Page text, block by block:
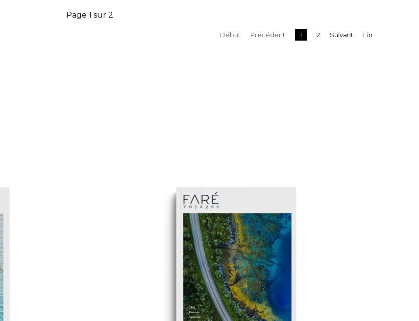
Page 1 sur 2
Début Précédent 1 2 Suivant Fin